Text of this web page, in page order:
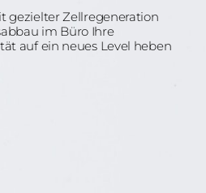
gezielter Zellregeneration
im Büro Ihre
auf ein neues Level heben